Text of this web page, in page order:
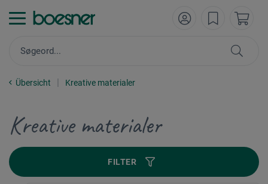
Übersicht Kreative materialer
Kreative materialer
FILTER